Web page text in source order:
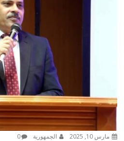
مارس 10, 2025 الجمهورية 0